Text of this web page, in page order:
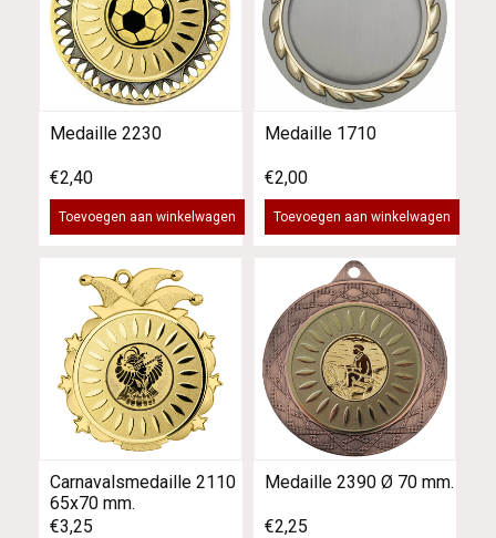
Medaille 2230
€2,40
Toevoegen aan winkelwagen
Medaille 1710
€2,00
Toevoegen aan winkelwagen
Carnavalsmedaille 2110
65x70 mm.
€3,25
Medaille 2390 Ø 70 mm.
€2,25